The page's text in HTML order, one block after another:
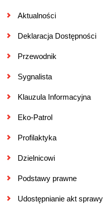
Aktualności
Deklaracja Dostępności
Przewodnik
Sygnalista
Klauzula Informacyjna
Eko-Patrol
Profilaktyka
Dzielnicowi
Podstawy prawne
Udostępnianie akt sprawy